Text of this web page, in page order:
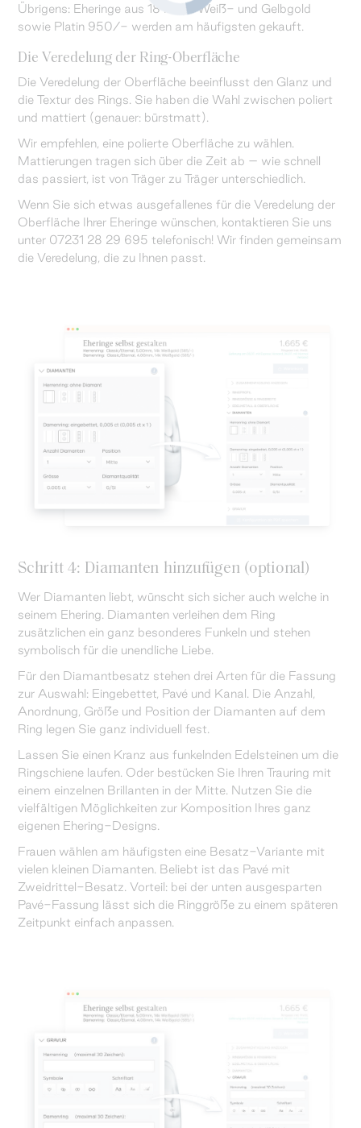
Übrigens: Eheringe aus 18 Karat Weiß- und Gelbgold
sowie Platin 950/- werden am häufigsten gekauft.
Die Veredelung der Ring-Oberfläche
Die Veredelung der Oberfläche beeinflusst den Glanz und
die Textur des Rings. Sie haben die Wahl zwischen poliert
und mattiert (genauer: bürstmatt).
Wir empfehlen, eine polierte Oberfläche zu wählen.
Mattierungen tragen sich über die Zeit ab – wie schnell
das passiert, ist von Träger zu Träger unterschiedlich.
Wenn Sie sich etwas ausgefallenes für die Veredelung der
Oberfläche Ihrer Eheringe wünschen, kontaktieren Sie uns
unter 07231 28 29 695 telefonisch! Wir finden gemeinsam
die Veredelung, die zu Ihnen passt.
Schritt 4: Diamanten hinzufügen (optional)
Wer Diamanten liebt, wünscht sich sicher auch welche in
seinem Ehering. Diamanten verleihen dem Ring
zusätzlichen ein ganz besonderes Funkeln und stehen
symbolisch für die unendliche Liebe.
Für den Diamantbesatz stehen drei Arten für die Fassung
zur Auswahl: Eingebettet, Pavé und Kanal. Die Anzahl,
Anordnung, Größe und Position der Diamanten auf dem
Ring legen Sie ganz individuell fest.
Lassen Sie einen Kranz aus funkelnden Edelsteinen um die
Ringschiene laufen. Oder bestücken Sie Ihren Trauring mit
einem einzelnen Brillanten in der Mitte. Nutzen Sie die
vielfältigen Möglichkeiten zur Komposition Ihres ganz
eigenen Ehering-Designs.
Frauen wählen am häufigsten eine Besatz-Variante mit
vielen kleinen Diamanten. Beliebt ist das Pavé mit
Zweidrittel-Besatz. Vorteil: bei der unten ausgesparten
Pavé-Fassung lässt sich die Ringgröße zu einem späteren
Zeitpunkt einfach anpassen.